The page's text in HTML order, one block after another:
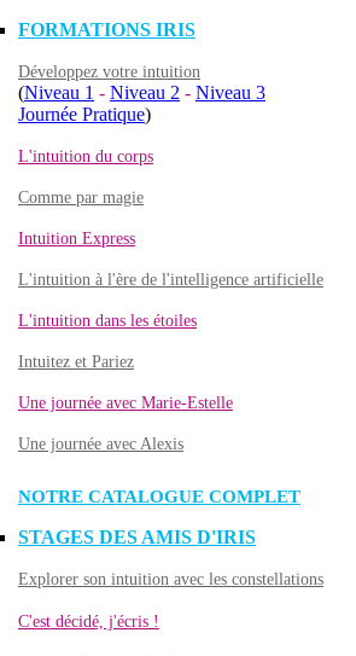
FORMATIONS IRIS
Développez votre intuition
(Niveau 1 - Niveau 2 - Niveau 3
Journée Pratique)
L'intuition du corps
Comme par magie
Intuition Express
L'intuition à l'ère de l'intelligence artificielle
L'intuition dans les étoiles
Intuitez et Pariez
Une journée avec Marie-Estelle
Une journée avec Alexis
NOTRE CATALOGUE COMPLET
STAGES DES AMIS D'IRIS
Explorer son intuition avec les constellations
C'est décidé, j'écris !